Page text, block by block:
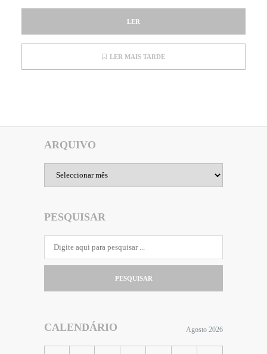
LER
LER MAIS TARDE
ARQUIVO
PESQUISAR
PESQUISAR
CALENDÁRIO Agosto 2026